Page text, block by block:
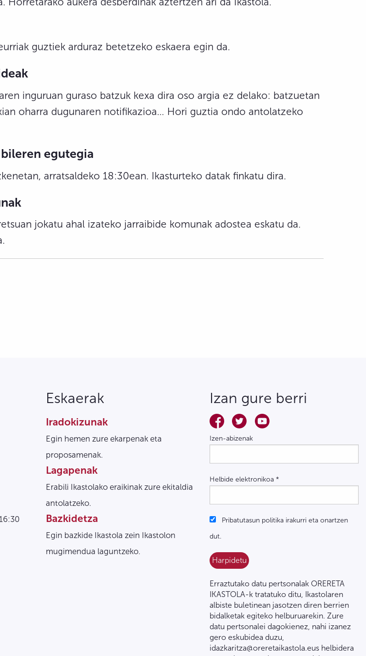
guztiek arduraz betetzeko eskaera egin da.
inguruan guraso batzuk kexa dira oso argia ez delako: batzuetan
oharra dugunaren notifikazioa… Hori guztia ondo antolatzeko
egutegia
arratsaldeko 18:30ean. Ikasturteko datak finkatu dira.
jokatu ahal izateko jarraibide komunak adostea eskatu da.
Eskaerak
Iradokizunak
Egin hemen zure ekarpenak eta
proposamenak.
Lagapenak
Erabili Ikastolako eraikinak zure ekitaldia
antolatzeko.
Bazkidetza
Egin bazkide Ikastola zein Ikastolon
mugimendua laguntzeko.
Izan gure berri
Izen-abizenak
Helbide elektronikoa *
Pribatutasun politika irakurri eta onartzen
dut.
Erraztutako datu pertsonalak ORERETA
IKASTOLA-k tratatuko ditu, Ikastolaren
albiste buletinean jasotzen diren berrien
bidalketak egiteko helburuarekin. Zure
datu pertsonalei dagokienez, nahi izanez
gero eskubidea duzu,
idazkaritza@oreretaikastola.eus helbidera